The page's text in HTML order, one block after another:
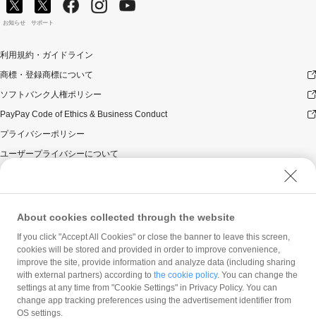
お知らせ サポート
利用規約・ガイドライン
商標・登録商標について
ソフトバンク人権ポリシー
PayPay Code of Ethics & Business Conduct
プライバシーポリシー
ユーザープライバシーについて
ウェブサイト利用規約
反社会的勢力に対する方針
勧誘方針
マネロン等基本方針
カスタマーハラスメントに関する当社の考え方
About cookies collected through the website
If you click "Accept All Cookies" or close the banner to leave this screen,
cookies will be stored and provided in order to improve convenience,
improve the site, provide information and analyze data (including sharing
with external partners) according to the cookie policy. You can change the
settings at any time from "Cookie Settings" in Privacy Policy. You can
change app tracking preferences using the advertisement identifier from
OS settings.